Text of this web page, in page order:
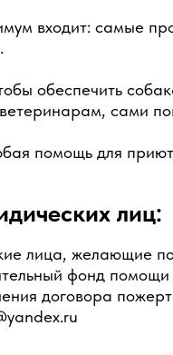
входит: самые
обеспечить
сами
помощь для
лица, желающие
фонд
договора
лиц: